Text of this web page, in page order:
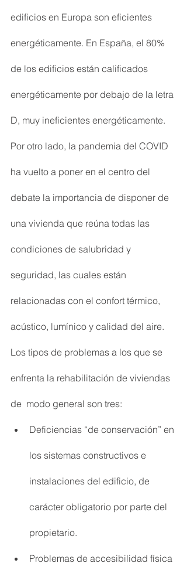
edificios en Europa son eficientes
energéticamente. En España, el 80%
de los edificios están calificados
energéticamente por debajo de la letra
D, muy ineficientes energéticamente.
Por otro lado, la pandemia del COVID
ha vuelto a poner en el centro del
debate la importancia de disponer de
una vivienda que reúna todas las
condiciones de salubridad y
seguridad, las cuales están
relacionadas con el confort térmico,
acústico, lumínico y calidad del aire.
Los tipos de problemas a los que se
enfrenta la rehabilitación de viviendas
de  modo general son tres:
Deficiencias “de conservación” en
los sistemas constructivos e
instalaciones del edificio, de
carácter obligatorio por parte del
propietario.
Problemas de accesibilidad física